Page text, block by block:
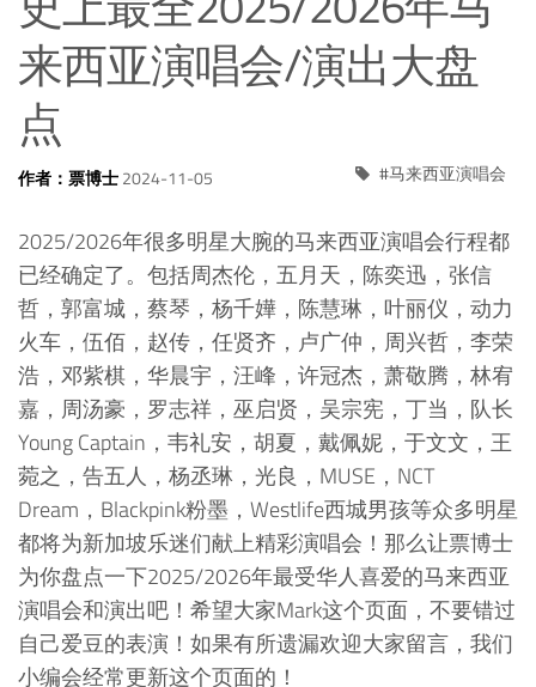
来西亚演唱会/演出大盘
点
作者：票博士2024-11-05 马来西亚演唱会
2025/2026年很多明星大腕的马来西亚演唱会行程都
已经确定了。包括周杰伦，五月天，陈奕迅，张信
哲，郭富城，蔡琴，杨千嬅，陈慧琳，叶丽仪，动力
火车，伍佰，赵传，任贤齐，卢广仲，周兴哲，李荣
浩，邓紫棋，华晨宇，汪峰，许冠杰，萧敬腾，林宥
嘉，周汤豪，罗志祥，巫启贤，吴宗宪，丁当，队长
Young Captain，韦礼安，胡夏，戴佩妮，于文文，王
菀之，告五人，杨丞琳，光良，MUSE，NCT
Dream，Blackpink粉墨，Westlife西城男孩等众多明星
都将为新加坡乐迷们献上精彩演唱会！那么让票博士
为你盘点一下2025/2026年最受华人喜爱的马来西亚
演唱会和演出吧！希望大家Mark这个页面，不要错过
自己爱豆的表演！如果有所遗漏欢迎大家留言，我们
小编会经常更新这个页面的！